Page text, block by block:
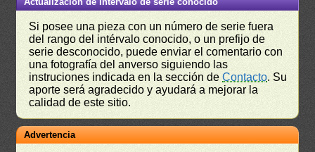
Si posee una pieza con un número de serie fuera
del rango del intérvalo conocido, o un prefijo de
serie desconocido, puede enviar el comentario con
una fotografía del anverso siguiendo las
instruciones indicada en la sección deContacto. Su
aporte será agradecido y ayudará a mejorar la
calidad de este sitio.
Advertencia